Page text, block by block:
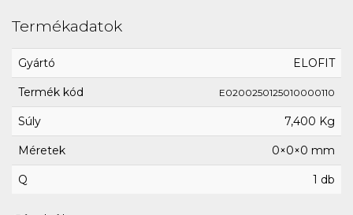
Termékadatok
Gyártó ELOFIT
Termék kód E0200250125010000110
Súly 7,400 Kg
Méretek 0×0×0 mm
Q 1 db